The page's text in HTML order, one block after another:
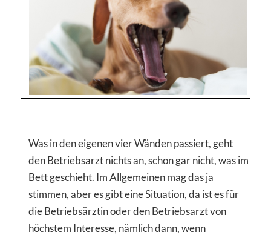
Was in den eigenen vier Wänden passiert, geht
den Betriebsarzt nichts an, schon gar nicht, was im
Bett geschieht. Im Allgemeinen mag das ja
stimmen, aber es gibt eine Situation, da ist es für
die Betriebsärztin oder den Betriebsarzt von
höchstem Interesse, nämlich dann, wenn